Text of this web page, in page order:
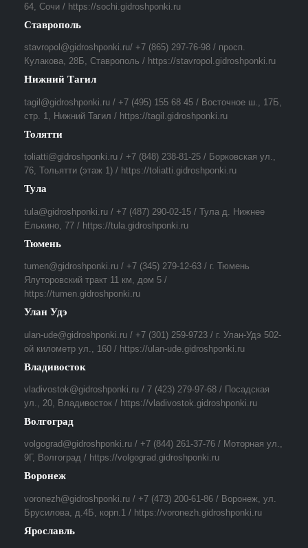
64, Сочи / https://sochi.gidroshponki.ru
Ставрополь
stavropol@gidroshponki.ru/ +7 (865) 297-76-98 / просп.
Кулакова, 28Б, Ставрополь / https://stavropol.gidroshponki.ru
Нижний Тагил
tagil@gidroshponki.ru / +7 (495) 155 68 45 / Восточное ш., 17Б,
стр. 1, Нижний Тагил / https://tagil.gidroshponki.ru
Толятти
toliatti@gidroshponki.ru / +7 (848) 238-81-25 / Борковская ул.,
76, Тольятти (этаж 1) / https://toliatti.gidroshponki.ru
Тула
tula@gidroshponki.ru / +7 (487) 290-02-15 / Тула д. Нижнее
Елькино, 77 / https://tula.gidroshponki.ru
Тюмень
tumen@gidroshponki.ru / +7 (345) 279-12-63 / г. Тюмень
Ялуторовский тракт 11 км, дом 5 /
https://tumen.gidroshponki.ru
Улан Удэ
ulan-ude@gidroshponki.ru / +7 (301) 259-9723 / г. Улан-Удэ 502-
ой километр ул., 160 / https://ulan-ude.gidroshponki.ru
Владивосток
vladivostok@gidroshponki.ru / 7 (423) 279-97-68 / Посадская
ул., 20, Владивосток / https://vladivostok.gidroshponki.ru
Волгоград
volgograd@gidroshponki.ru / +7 (844) 261-37-76 / Моторная ул.,
9Г, Волгоград / https://volgograd.gidroshponki.ru
Воронеж
voronezh@gidroshponki.ru / +7 (473) 200-61-86 / Воронеж, ул.
Брусилова, д.4Б, корп.1 / https://voronezh.gidroshponki.ru
Ярославль